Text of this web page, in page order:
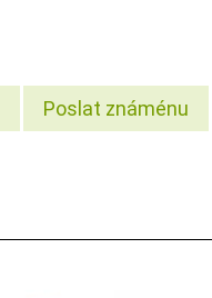
Poslat známénu